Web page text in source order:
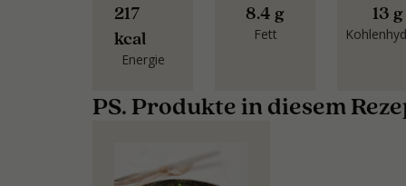
217
kcal
Energie
8.4 g
Fett
13 g
PS. Produkte in diesem